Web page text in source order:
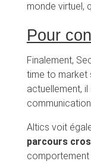
monde virtuel,
Pour
Finalement,
time to market
actuellement, il
Altics voit
parcours
comportement